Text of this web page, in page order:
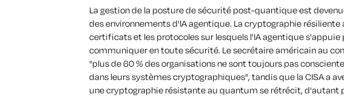
La gestion de la posture de sécurité post-quantique est
des environnements d'IA agentique. La cryptographie
certificats et les protocoles sur lesquels l'IA agentique
communiquer en toute sécurité. Le secrétaire américain au
"plus de 60 % des organisations ne sont toujours pas
dans leurs systèmes cryptographiques", tandis que la CISA a
une cryptographie résistante au quantum se rétrécit, d'autant